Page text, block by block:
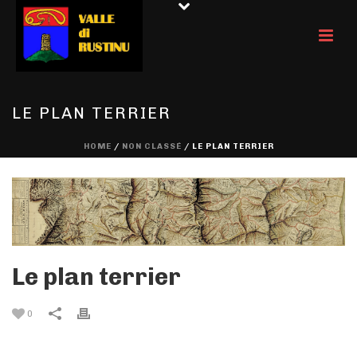
LE PLAN TERRIER
HOME / NON CLASSÉ / LE PLAN TERRIER
Le plan terrier
0